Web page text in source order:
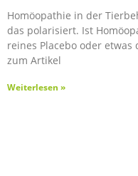
Homöopathie in der
das polarisiert. Ist
reines Placebo oder etwas
zum Artikel
Weiterlesen »